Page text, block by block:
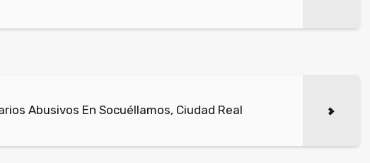
Abusivos En Socuéllamos, Ciudad Real